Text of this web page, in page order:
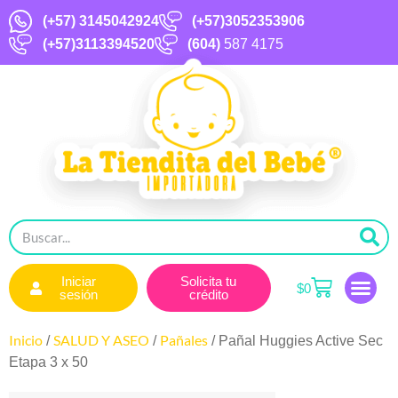
(+57) 3145042924
(+57)3052353906
(+57)3113394520
(604) 587 4175
Iniciar
sesión
Solicita tu
crédito
$0
Inicio /SALUD Y ASEO / Pañales / Pañal Huggies Active Sec
Etapa 3 x 50